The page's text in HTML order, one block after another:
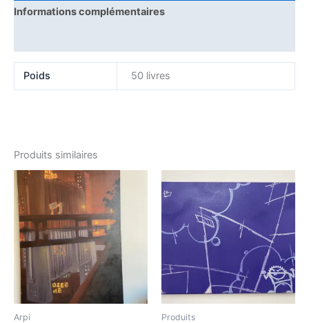
Informations complémentaires
Poids 50 livres
Produits similaires
Arpi Produits